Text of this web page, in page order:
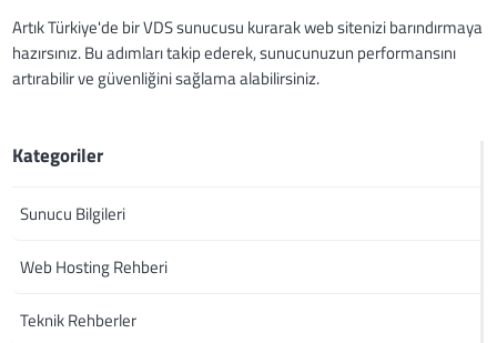
Artık Türkiye'de bir VDS sunucusu kurarak web sitenizi barındırmaya
hazırsınız. Bu adımları takip ederek, sunucunuzun performansını
artırabilir ve güvenliğini sağlama alabilirsiniz.
Kategoriler
Sunucu Bilgileri
Web Hosting Rehberi
Teknik Rehberler